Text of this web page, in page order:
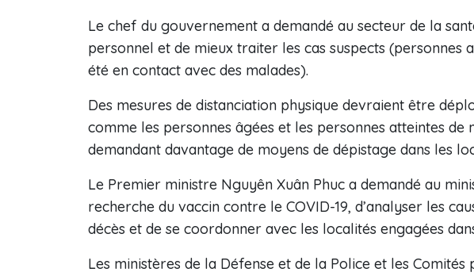
Le chef du gouvernement a demandé au secteur de la
personnel et de mieux traiter les cas suspects (personnes
été en contact avec des malades).
Des mesures de distanciation physique devraient être
comme les personnes âgées et les personnes atteintes de
demandant davantage de moyens de dépistage dans les
Le Premier ministre Nguyên Xuân Phuc a demandé au
recherche du vaccin contre le COVID-19, d’analyser les
décès et de se coordonner avec les localités engagées
Les ministères de la Défense et de la Police et les